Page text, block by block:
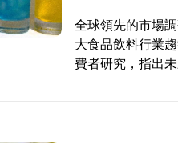
全球領先的市場調
大食品飲料行業
費者研究，指出